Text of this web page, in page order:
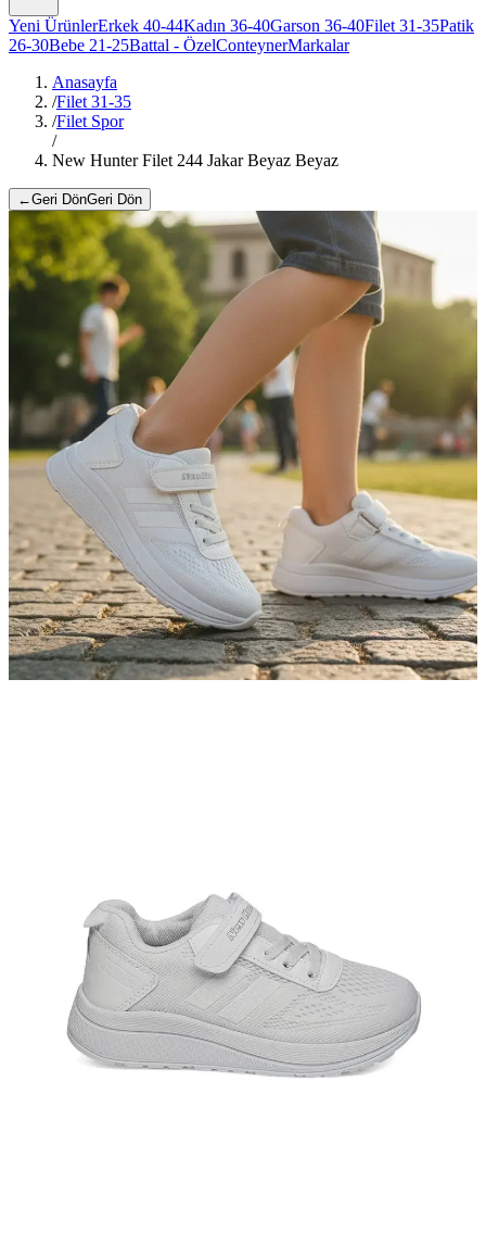
Yeni ÜrünlerErkek 40-44Kadın 36-40Garson 36-40Filet 31-35Patik
26-30Bebe 21-25Battal - ÖzelConteynerMarkalar
Anasayfa
/Filet 31-35
/Filet Spor
/
New Hunter Filet 244 Jakar Beyaz Beyaz
←Geri DönGeri Dön